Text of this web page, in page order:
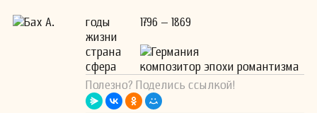
годы
жизни
1796 – 1869
страна
Германия
сфера
композитор эпохи романтизма
Полезно? Поделись ссылкой!